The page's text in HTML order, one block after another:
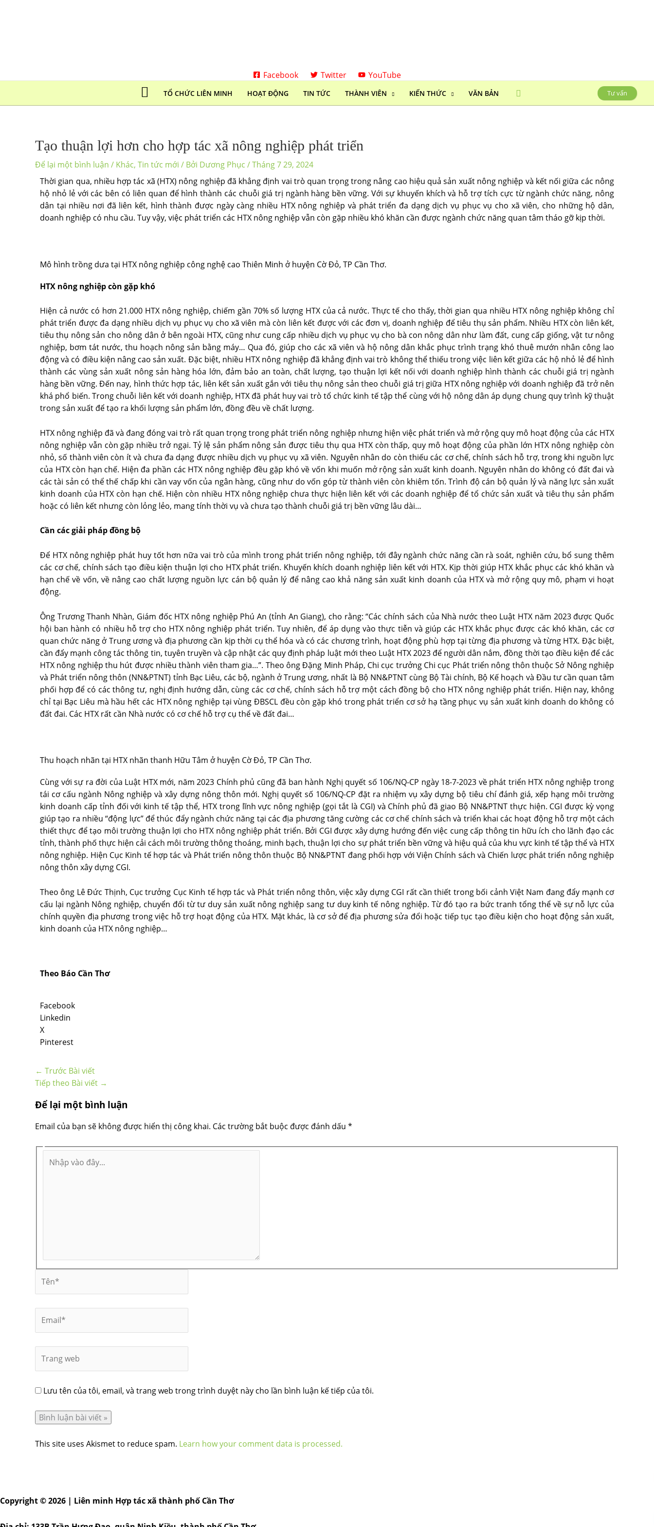
Facebook Twitter YouTube
TỔ CHỨC LIÊN MINH HOẠT ĐỘNG TIN TỨC THÀNH VIÊN KIẾN THỨC VĂN BẢN Tư vấn
Tạo thuận lợi hơn cho hợp tác xã nông nghiệp phát triển
Để lại một bình luận / Khác, Tin tức mới / Bởi Dương Phục /Tháng 7 29, 2024
Thời gian qua, nhiều hợp tác xã (HTX) nông nghiệp đã khẳng định vai trò quan trọng trong nâng cao hiệu quả sản xuất nông nghiệp và kết nối giữa các nông
hộ nhỏ lẻ với các bên có liên quan để hình thành các chuỗi giá trị ngành hàng bền vững. Với sự khuyến khích và hỗ trợ tích cực từ ngành chức năng, nông
dân tại nhiều nơi đã liên kết, hình thành được ngày càng nhiều HTX nông nghiệp và phát triển đa dạng dịch vụ phục vụ cho xã viên, cho những hộ dân,
doanh nghiệp có nhu cầu. Tuy vậy, việc phát triển các HTX nông nghiệp vẫn còn gặp nhiều khó khăn cần được ngành chức năng quan tâm tháo gỡ kịp thời.
Mô hình trồng dưa tại HTX nông nghiệp công nghệ cao Thiên Minh ở huyện Cờ Đỏ, TP Cần Thơ.
HTX nông nghiệp còn gặp khó
Hiện cả nước có hơn 21.000 HTX nông nghiệp, chiếm gần 70% số lượng HTX của cả nước. Thực tế cho thấy, thời gian qua nhiều HTX nông nghiệp không chỉ
phát triển được đa dạng nhiều dịch vụ phục vụ cho xã viên mà còn liên kết được với các đơn vị, doanh nghiệp để tiêu thụ sản phẩm. Nhiều HTX còn liên kết,
tiêu thụ nông sản cho nông dân ở bên ngoài HTX, cũng như cung cấp nhiều dịch vụ phục vụ cho bà con nông dân như làm đất, cung cấp giống, vật tư nông
nghiệp, bơm tát nước, thu hoạch nông sản bằng máy… Qua đó, giúp cho các xã viên và hộ nông dân khắc phục trình trạng khó thuê mướn nhân công lao
động và có điều kiện nâng cao sản xuất. Ðặc biệt, nhiều HTX nông nghiệp đã khẳng định vai trò không thể thiếu trong việc liên kết giữa các hộ nhỏ lẻ để hình
thành các vùng sản xuất nông sản hàng hóa lớn, đảm bảo an toàn, chất lượng, tạo thuận lợi kết nối với doanh nghiệp hình thành các chuỗi giá trị ngành
hàng bền vững. Ðến nay, hình thức hợp tác, liên kết sản xuất gắn với tiêu thụ nông sản theo chuỗi giá trị giữa HTX nông nghiệp với doanh nghiệp đã trở nên
khá phổ biến. Trong chuỗi liên kết với doanh nghiệp, HTX đã phát huy vai trò tổ chức kinh tế tập thể cùng với hộ nông dân áp dụng chung quy trình kỹ thuật
trong sản xuất để tạo ra khối lượng sản phẩm lớn, đồng đều về chất lượng.
HTX nông nghiệp đã và đang đóng vai trò rất quan trọng trong phát triển nông nghiệp nhưng hiện việc phát triển và mở rộng quy mô hoạt động của các HTX
nông nghiệp vẫn còn gặp nhiều trở ngại. Tỷ lệ sản phẩm nông sản được tiêu thụ qua HTX còn thấp, quy mô hoạt động của phần lớn HTX nông nghiệp còn
nhỏ, số thành viên còn ít và chưa đa dạng được nhiều dịch vụ phục vụ xã viên. Nguyên nhân do còn thiếu các cơ chế, chính sách hỗ trợ, trong khi nguồn lực
của HTX còn hạn chế. Hiện đa phần các HTX nông nghiệp đều gặp khó về vốn khi muốn mở rộng sản xuất kinh doanh. Nguyên nhân do không có đất đai và
các tài sản có thể thế chấp khi cần vay vốn của ngân hàng, cũng như do vốn góp từ thành viên còn khiêm tốn. Trình độ cán bộ quản lý và năng lực sản xuất
kinh doanh của HTX còn hạn chế. Hiện còn nhiều HTX nông nghiệp chưa thực hiện liên kết với các doanh nghiệp để tổ chức sản xuất và tiêu thụ sản phẩm
hoặc có liên kết nhưng còn lỏng lẻo, mang tính thời vụ và chưa tạo thành chuỗi giá trị bền vững lâu dài…
Cần các giải pháp đồng bộ
Ðể HTX nông nghiệp phát huy tốt hơn nữa vai trò của mình trong phát triển nông nghiệp, tới đây ngành chức năng cần rà soát, nghiên cứu, bổ sung thêm
các cơ chế, chính sách tạo điều kiện thuận lợi cho HTX phát triển. Khuyến khích doanh nghiệp liên kết với HTX. Kịp thời giúp HTX khắc phục các khó khăn và
hạn chế về vốn, về nâng cao chất lượng nguồn lực cán bộ quản lý để nâng cao khả năng sản xuất kinh doanh của HTX và mở rộng quy mô, phạm vi hoạt
động.
Ông Trương Thanh Nhàn, Giám đốc HTX nông nghiệp Phú An (tỉnh An Giang), cho rằng: “Các chính sách của Nhà nước theo Luật HTX năm 2023 được Quốc
hội ban hành có nhiều hỗ trợ cho HTX nông nghiệp phát triển. Tuy nhiên, để áp dụng vào thực tiễn và giúp các HTX khắc phục được các khó khăn, các cơ
quan chức năng ở Trung ương và địa phương cần kịp thời cụ thể hóa và có các chương trình, hoạt động phù hợp tại từng địa phương và từng HTX. Ðặc biệt,
cần đẩy mạnh công tác thông tin, tuyên truyền và cập nhật các quy định pháp luật mới theo Luật HTX 2023 để người dân nắm, đồng thời tạo điều kiện để các
HTX nông nghiệp thu hút được nhiều thành viên tham gia…”. Theo ông Ðặng Minh Pháp, Chi cục trưởng Chi cục Phát triển nông thôn thuộc Sở Nông nghiệp
và Phát triển nông thôn (NN&PTNT) tỉnh Bạc Liêu, các bộ, ngành ở Trung ương, nhất là Bộ NN&PTNT cùng Bộ Tài chính, Bộ Kế hoạch và Ðầu tư cần quan tâm
phối hợp để có các thông tư, nghị định hướng dẫn, cùng các cơ chế, chính sách hỗ trợ một cách đồng bộ cho HTX nông nghiệp phát triển. Hiện nay, không
chỉ tại Bạc Liêu mà hầu hết các HTX nông nghiệp tại vùng ÐBSCL đều còn gặp khó trong phát triển cơ sở hạ tầng phục vụ sản xuất kinh doanh do không có
đất đai. Các HTX rất cần Nhà nước có cơ chế hỗ trợ cụ thể về đất đai…
Thu hoạch nhãn tại HTX nhãn thanh Hữu Tâm ở huyện Cờ Ðỏ, TP Cần Thơ.
Cùng với sự ra đời của Luật HTX mới, năm 2023 Chính phủ cũng đã ban hành Nghị quyết số 106/NQ-CP ngày 18-7-2023 về phát triển HTX nông nghiệp trong
tái cơ cấu ngành Nông nghiệp và xây dựng nông thôn mới. Nghị quyết số 106/NQ-CP đặt ra nhiệm vụ xây dựng bộ tiêu chí đánh giá, xếp hạng môi trường
kinh doanh cấp tỉnh đối với kinh tế tập thể, HTX trong lĩnh vực nông nghiệp (gọi tắt là CGI) và Chính phủ đã giao Bộ NN&PTNT thực hiện. CGI được kỳ vọng
giúp tạo ra nhiều “động lực” để thúc đẩy ngành chức năng tại các địa phương tăng cường các cơ chế chính sách và triển khai các hoạt động hỗ trợ một cách
thiết thực để tạo môi trường thuận lợi cho HTX nông nghiệp phát triển. Bởi CGI được xây dựng hướng đến việc cung cấp thông tin hữu ích cho lãnh đạo các
tỉnh, thành phố thực hiện cải cách môi trường thông thoáng, minh bạch, thuận lợi cho sự phát triển bền vững và hiệu quả của khu vực kinh tế tập thể và HTX
nông nghiệp. Hiện Cục Kinh tế hợp tác và Phát triển nông thôn thuộc Bộ NN&PTNT đang phối hợp với Viện Chính sách và Chiến lược phát triển nông nghiệp
nông thôn xây dựng CGI.
Theo ông Lê Ðức Thịnh, Cục trưởng Cục Kinh tế hợp tác và Phát triển nông thôn, việc xây dựng CGI rất cần thiết trong bối cảnh Việt Nam đang đẩy mạnh cơ
cấu lại ngành Nông nghiệp, chuyển đổi từ tư duy sản xuất nông nghiệp sang tư duy kinh tế nông nghiệp. Từ đó tạo ra bức tranh tổng thể về sự nỗ lực của
chính quyền địa phương trong việc hỗ trợ hoạt động của HTX. Mặt khác, là cơ sở để địa phương sửa đổi hoặc tiếp tục tạo điều kiện cho hoạt động sản xuất,
kinh doanh của HTX nông nghiệp…
Theo Báo Cần Thơ
Facebook
Linkedin
X
Pinterest
← Trước Bài viết
Tiếp theo Bài viết →
Để lại một bình luận
Email của bạn sẽ không được hiển thị công khai. Các trường bắt buộc được đánh dấu *
Lưu tên của tôi, email, và trang web trong trình duyệt này cho lần bình luận kế tiếp của tôi.
This site uses Akismet to reduce spam. Learn how your comment data is processed.
Copyright © 2026 | Liên minh Hợp tác xã thành phố Cần Thơ